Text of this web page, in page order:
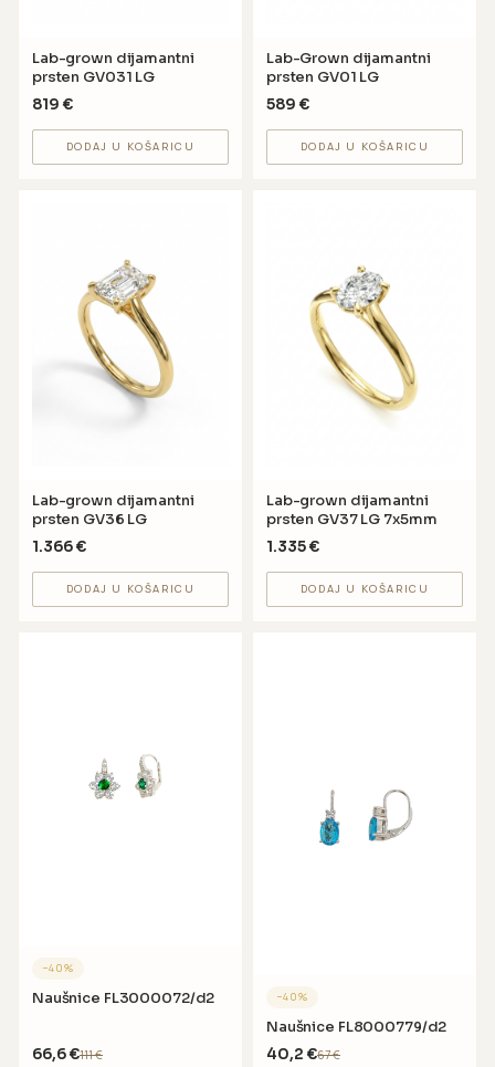
Lab-grown dijamantni
prsten GV031 LG
819 €
DODAJ U KOŠARICU
Lab-Grown dijamantni
prsten GV01 LG
589 €
DODAJ U KOŠARICU
Lab-grown dijamantni
prsten GV36 LG
1.366€
DODAJ U KOŠARICU
Lab-grown dijamantni
prsten GV37 LG 7x5mm
1.335€
DODAJ U KOŠARICU
−40%
Naušnice FL3000072/d2
66,6€111€
−40%
Naušnice FL8000779/d2
40,2 €67€